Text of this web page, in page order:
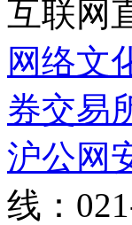
互联网
网络文
券交易
沪公网
线：